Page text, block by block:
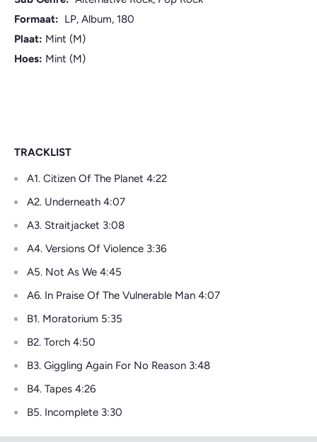
Formaat: LP, Album, 180
Plaat: Mint (M)
Hoes: Mint (M)
TRACKLIST
A1. Citizen Of The Planet 4:22
A2. Underneath 4:07
A3. Straitjacket 3:08
A4. Versions Of Violence 3:36
A5. Not As We 4:45
A6. In Praise Of The Vulnerable Man 4:07
B1. Moratorium 5:35
B2. Torch 4:50
B3. Giggling Again For No Reason 3:48
B4. Tapes 4:26
B5. Incomplete 3:30